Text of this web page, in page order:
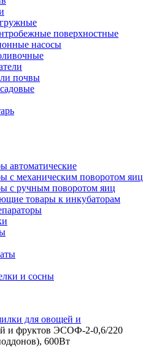
поверхностные
насосы
почвы
автоматические
с механическим поворотом яиц
с ручным поворотом яиц
товары к инкубаторам
и сосны
для овощей и
и фруктов ЭСОФ-2-0,6/220
600Вт